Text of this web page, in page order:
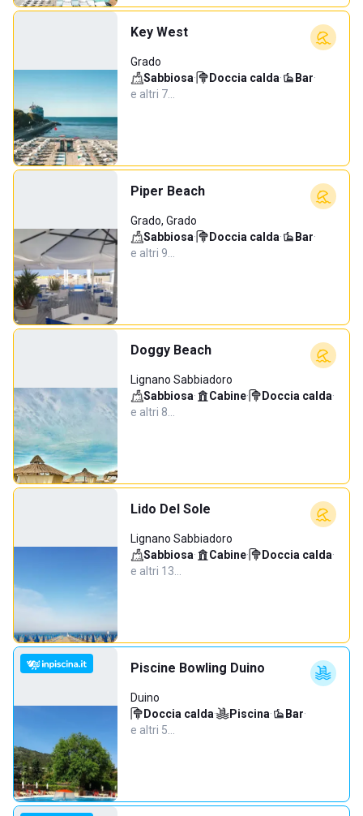
Key West
Grado
Sabbiosa· Doccia calda· Bar·
e altri 7…
Piper Beach
Grado, Grado
Sabbiosa· Doccia calda· Bar·
e altri 9…
Doggy Beach
Lignano Sabbiadoro
Sabbiosa· Cabine· Doccia calda·
e altri 8…
Lido Del Sole
Lignano Sabbiadoro
Sabbiosa· Cabine· Doccia calda·
e altri 13…
Piscine Bowling Duino
Duino
Doccia calda· Piscina· Bar·
e altri 5…